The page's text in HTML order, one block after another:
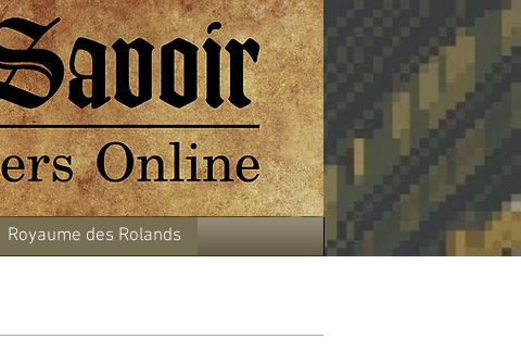
Royaume des Rolands